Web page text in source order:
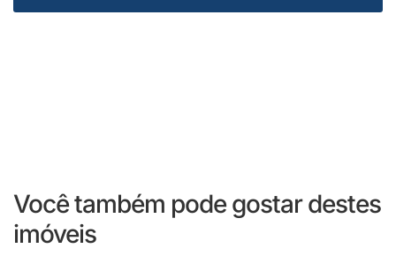
Você também pode gostar destes
imóveis